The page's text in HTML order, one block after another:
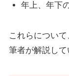
年上、年下
これらについ
筆者が解説して